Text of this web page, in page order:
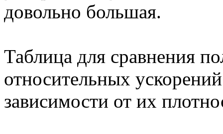
довольно большая.
Таблица для сравнения
относительных
зависимости от их